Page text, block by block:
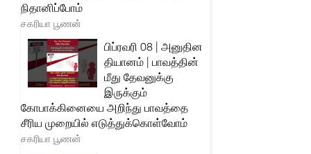
நிதானிப்போம்
சகரியா பூணன்
பிப்ரவரி 08 | அனுதின
தியானம் | பாவத்தின்
மீது தேவனுக்கு
இருக்கும்
கோபாக்கினையை அறிந்து பாவத்தை
சீரிய முறையில் எடுத்துக்கொள்வோம்
சகரியா பூணன்